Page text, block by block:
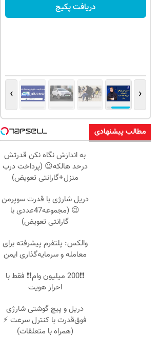
دریافت پکیج
‹
›
مطالب پیشنهادی
به اندازش نگاه نکن قدرتش
درحد هالکه😉 (پرداخت درب
منزل+گارانتی تعویض)
دریل شارژی با قدرت سوپرمن
😉 (مجموعه47عددی با
گارانتی تعویض)
والکس: پلتفرم پیشرفته برای
معامله و سرمایه‌گذاری ایمن
❗❗200 میلیون وام❗❗ فقط با
احراز هویت
دریل و پیچ گوشتی شارژی
فوق‌قدرت با کنترل سرعت ⚡
(همراه با متعلقات)